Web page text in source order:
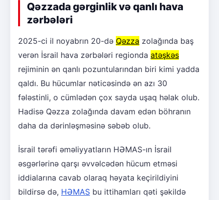
Qəzzada gərginlik və qanlı hava
zərbələri
2025-ci il noyabrın 20-də Qəzza zolağında baş
verən İsrail hava zərbələri regionda atəşkəs
rejiminin ən qanlı pozuntularından biri kimi yadda
qaldı. Bu hücumlar nəticəsində ən azı 30
fələstinli, o cümlədən çox sayda uşaq həlak olub.
Hadisə Qəzza zolağında davam edən böhranın
daha da dərinləşməsinə səbəb olub.
İsrail tərəfi əməliyyatların HƏMAS-ın İsrail
əsgərlərinə qarşı əvvəlcədən hücum etməsi
iddialarına cavab olaraq həyata keçirildiyini
bildirsə də, HƏMAS bu ittihamları qəti şəkildə